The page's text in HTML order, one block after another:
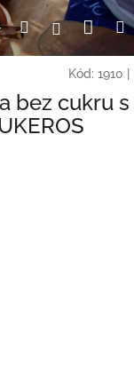
HledatPřihlášení
Kód: 1910
bez cukru s